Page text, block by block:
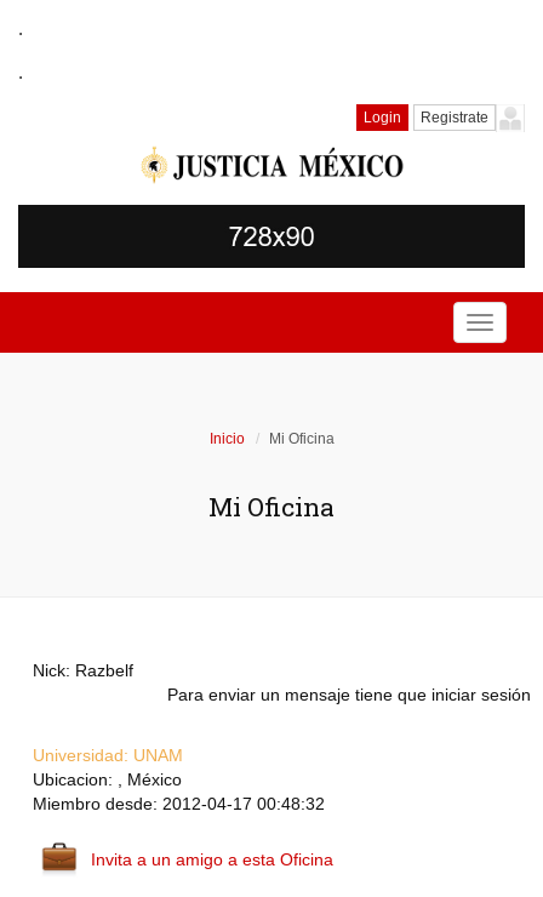
.
.
Login Registrate
Toggle
Inicio Mi Oficina
Mi Oficina
Nick: Razbelf
Para enviar un mensaje tiene que iniciar sesión
Universidad: UNAM
Ubicacion: , México
Miembro desde: 2012-04-17 00:48:32
Invita a un amigo a esta Oficina